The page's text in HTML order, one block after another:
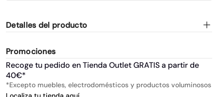
Detalles del producto
Promociones
Recoge tu pedido en Tienda Outlet GRATIS a partir de
40€*
*Excepto muebles, electrodomésticos y productos voluminosos